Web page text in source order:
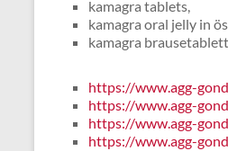
kamagra tablets,
kamagra oral jelly in
kamagra
https://www.agg-
https://www.agg-
https://www.agg-
https://www.agg-